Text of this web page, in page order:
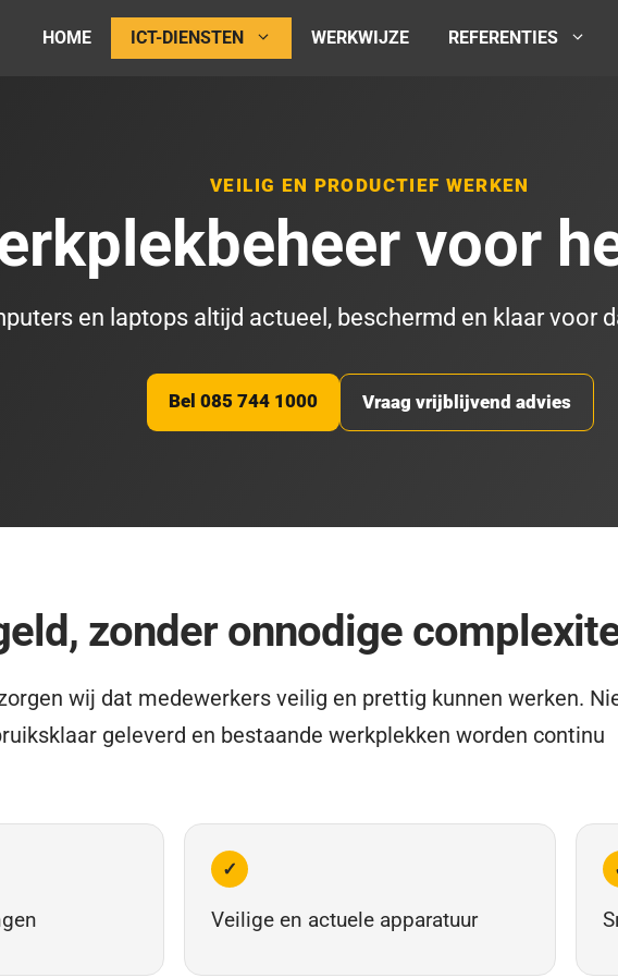
HOME ICT-DIENSTEN WERKWIJZE REFERENTIES
VEILIG EN PRODUCTIEF WERKEN
voor
en laptops altijd actueel, beschermd en klaar voor
Bel 085 744 1000 Vraag vrijblijvend advies
zonder onnodige
wij dat medewerkers veilig en prettig kunnen werken.
geleverd en bestaande werkplekken worden continu
✓
Veilige en actuele apparatuur